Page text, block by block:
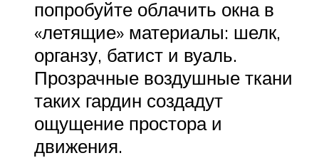
попробуйте облачить окна в
«летящие» материалы: шелк,
органзу, батист и вуаль.
Прозрачные воздушные ткани
таких гардин создадут
ощущение простора и
движения.